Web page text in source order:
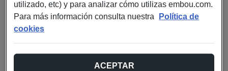
utilizado, etc) y para analizar cómo utilizas embou.com.
Para más información consulta nuestra
Política de
cookies
ACEPTAR